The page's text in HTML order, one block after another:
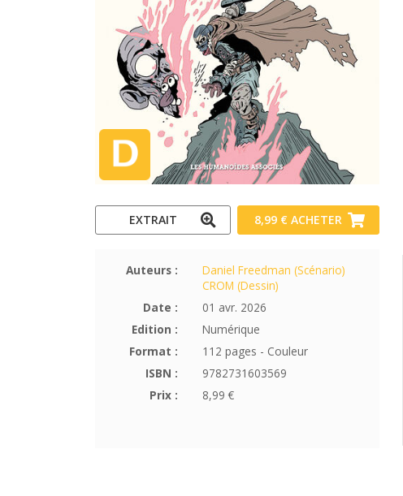
EXTRAIT 8,99 € ACHETER
Auteurs :
Daniel Freedman (Scénario)
CROM (Dessin)
Date :
01 avr. 2026
Edition :
Numérique
Format :
112 pages - Couleur
ISBN :
9782731603569
Prix :
8,99 €